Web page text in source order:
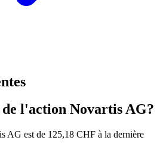
de l'action Novartis AG?
AG est de 125,18 CHF à la dernière